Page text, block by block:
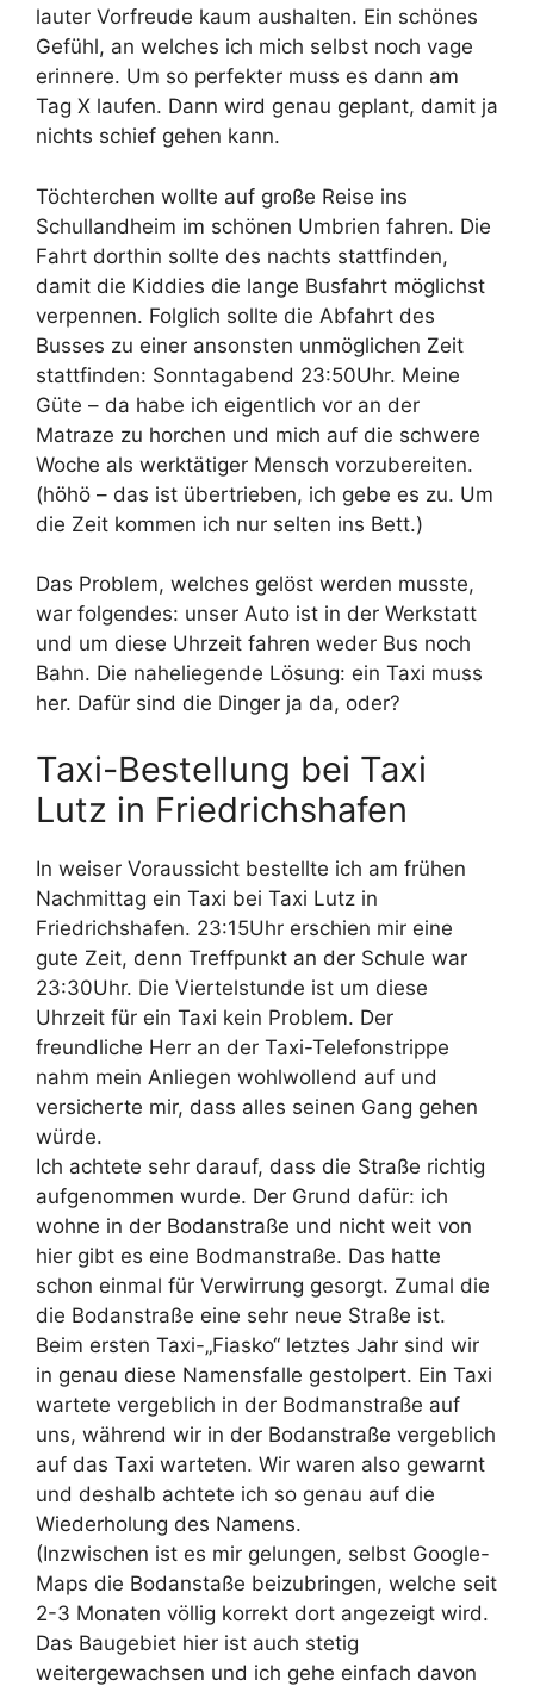
lauter Vorfreude kaum aushalten. Ein schönes
Gefühl, an welches ich mich selbst noch vage
erinnere. Um so perfekter muss es dann am
Tag X laufen. Dann wird genau geplant, damit ja
nichts schief gehen kann.
Töchterchen wollte auf große Reise ins
Schullandheim im schönen Umbrien fahren. Die
Fahrt dorthin sollte des nachts stattfinden,
damit die Kiddies die lange Busfahrt möglichst
verpennen. Folglich sollte die Abfahrt des
Busses zu einer ansonsten unmöglichen Zeit
stattfinden: Sonntagabend 23:50Uhr. Meine
Güte – da habe ich eigentlich vor an der
Matraze zu horchen und mich auf die schwere
Woche als werktätiger Mensch vorzubereiten.
(höhö – das ist übertrieben, ich gebe es zu. Um
die Zeit kommen ich nur selten ins Bett.)
Das Problem, welches gelöst werden musste,
war folgendes: unser Auto ist in der Werkstatt
und um diese Uhrzeit fahren weder Bus noch
Bahn. Die naheliegende Lösung: ein Taxi muss
her. Dafür sind die Dinger ja da, oder?
Taxi-Bestellung bei Taxi
Lutz in Friedrichshafen
In weiser Voraussicht bestellte ich am frühen
Nachmittag ein Taxi bei Taxi Lutz in
Friedrichshafen. 23:15Uhr erschien mir eine
gute Zeit, denn Treffpunkt an der Schule war
23:30Uhr. Die Viertelstunde ist um diese
Uhrzeit für ein Taxi kein Problem. Der
freundliche Herr an der Taxi-Telefonstrippe
nahm mein Anliegen wohlwollend auf und
versicherte mir, dass alles seinen Gang gehen
würde.
Ich achtete sehr darauf, dass die Straße richtig
aufgenommen wurde. Der Grund dafür: ich
wohne in der Bodanstraße und nicht weit von
hier gibt es eine Bodmanstraße. Das hatte
schon einmal für Verwirrung gesorgt. Zumal die
die Bodanstraße eine sehr neue Straße ist.
Beim ersten Taxi-„Fiasko“ letztes Jahr sind wir
in genau diese Namensfalle gestolpert. Ein Taxi
wartete vergeblich in der Bodmanstraße auf
uns, während wir in der Bodanstraße vergeblich
auf das Taxi warteten. Wir waren also gewarnt
und deshalb achtete ich so genau auf die
Wiederholung des Namens.
(Inzwischen ist es mir gelungen, selbst Google-
Maps die Bodanstaße beizubringen, welche seit
2-3 Monaten völlig korrekt dort angezeigt wird.
Das Baugebiet hier ist auch stetig
weitergewachsen und ich gehe einfach davon